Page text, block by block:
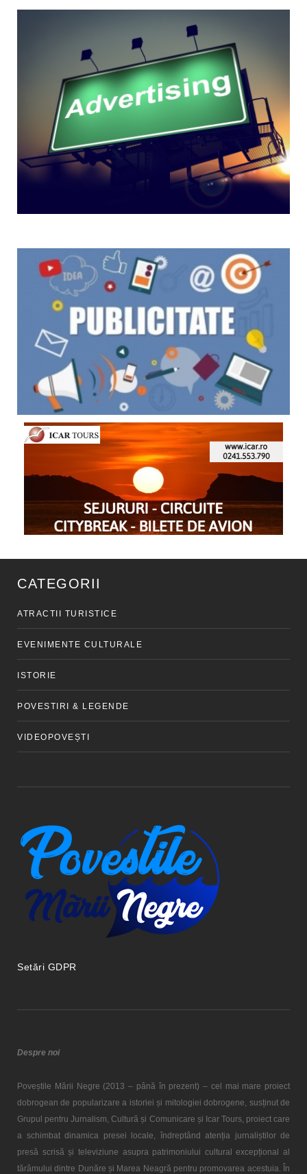
CATEGORII
ATRACTII TURISTICE
EVENIMENTE CULTURALE
ISTORIE
POVESTIRI & LEGENDE
VIDEOPOVEȘTI
Setări GDPR
Despre noi
Poveștile Mării Negre (2013 – până în prezent) – cel mai mare proiect
dobrogean de popularizare a istoriei și mitologiei dobrogene, susținut de
Grupul pentru Jurnalism, Cultură și Comunicare și Icar Tours, proiect care
a schimbat dinamica presei locale, îndreptând atenția jurnaliștilor de
presă scrisă și televiziune asupra patrimoniului cultural excepțional al
tărâmului dintre Dunăre și Marea Neagră pentru promovarea acestuia. În